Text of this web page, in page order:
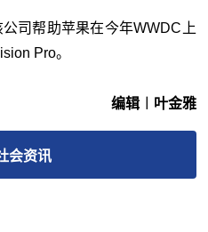
司帮助苹果在今年WWDC上
Pro。
编辑︱叶金雅
会资讯